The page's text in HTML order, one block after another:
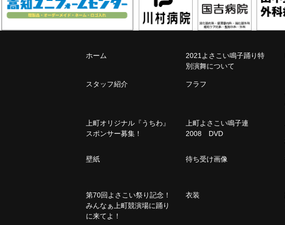
ホーム
2021よさこい鳴子踊り特
別演舞について
スタッフ紹介 フラフ
上町オリジナル『うちわ』
スポンサー募集！
上町よさこい鳴子連
2008 DVD
壁紙 待ち受け画像
第70回よさこい祭り記念！
みんなぁ上町競演場に踊り
に来てよ！
衣装